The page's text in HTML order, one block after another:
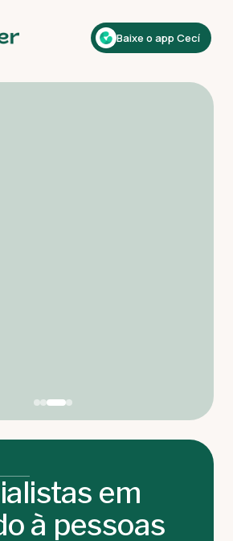
Baixe o app Cecí
em
à pessoas